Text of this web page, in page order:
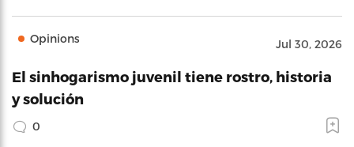
Opinions Jul 30, 2026
El sinhogarismo juvenil tiene rostro, historia
y solución
0